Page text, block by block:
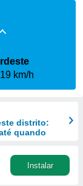
19 km/h
distrito:
quando
Instalar